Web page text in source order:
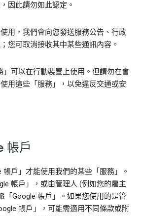
因此請勿如此認定。
用，我們會向您發送服務公告、行政
您可取消接收其中某些通訊內容。
」可以在行動裝置上使用。但請勿在會
用這些「服務」，以免違反交通或安
帳戶
帳戶」才能使用我們的某些「服務」。
帳戶」，或由管理人 (例如您的雇主
「Google 帳戶」。如果您使用的是管
帳戶」，可能需適用不同條款或附